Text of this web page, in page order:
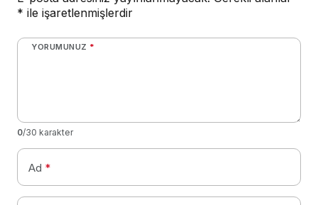
* ile işaretlenmişlerdir
YORUMUNUZ *
0/30 karakter
Ad *